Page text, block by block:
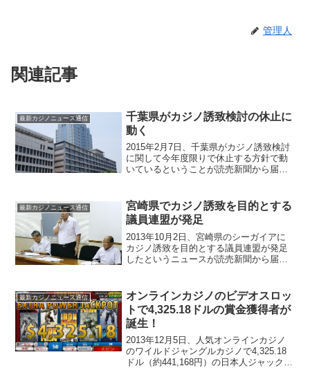
管理人
関連記事
最新カジノニュース通信
千葉県がカジノ誘致検討の休止に
動く
2015年2月7日、千葉県がカジノ誘致検討
に関して今年度限りで休止する方針で動
いているということが読売新聞から届き
経済効果などのメリット以外にも、カジ
ノによる生活環境...
最新カジノニュース通信
宮崎県でカジノ誘致を目的とする
議員連盟が発足
2013年10月2日、宮崎県のシーガイアに
カジノ誘致を目的とする議員連盟が発足
したというニュースが読売新聞から届き
人で結成されました。宮崎県カジノ議連
の会長には星原議...
最新カジノニュース通信
オンラインカジノのビデオスロッ
トで4,325.18ドルの賞金獲得者が
誕生！
2013年12月5日、人気オンラインカジノ
のワイルドジャングルカジノで4,325.18
ドル（約441,168円）の日本人ジャックポ